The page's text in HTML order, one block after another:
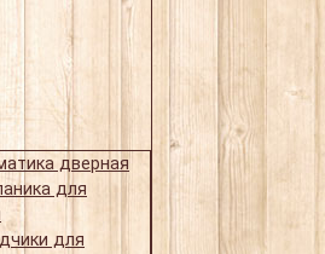
дверная
для
для